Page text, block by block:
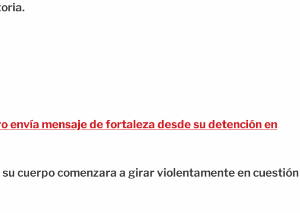
envía mensaje de fortaleza desde su detención en
cuerpo comenzara a girar violentamente en cuestión